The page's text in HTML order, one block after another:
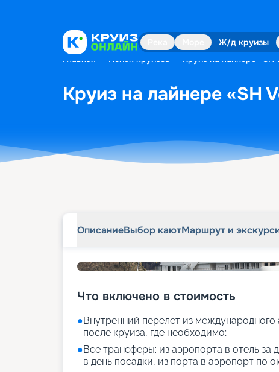
Ж/д круизы
Главная Поиск круизов Круиз на лайнере «SH
Круиз на лайнере «SH
ОписаниеВыбор каютМаршрут и
Что включено в стоимость
●Внутренний перелет из
после круиза, где необходимо;
●Все трансферы: из аэропорта в отель за
в день посадки, из порта в аэропорт по